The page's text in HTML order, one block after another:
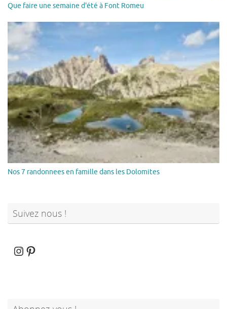
Que faire une semaine d'été à Font Romeu
Nos 7 randonnees en famille dans les Dolomites
Suivez nous !
Instagram
Pinterest